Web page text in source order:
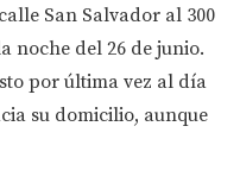
San Salvador al 300
noche del 26 de junio.
por última vez al día
su domicilio, aunque